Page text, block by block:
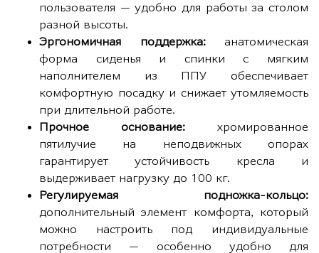
пользователя — удобно для работы за столом
разной высоты.
Эргономичная поддержка:анатомическая
форма сиденья и спинки с мягким
наполнителем из ППУ обеспечивает
комфортную посадку и снижает утомляемость
при длительной работе.
Прочное основание: хромированное
пятилучие на неподвижных опорах
гарантирует устойчивость кресла и
выдерживает нагрузку до 100 кг.
Регулируемая подножка-кольцо:
дополнительный элемент комфорта, который
можно настроить под индивидуальные
потребности — особенно удобно для